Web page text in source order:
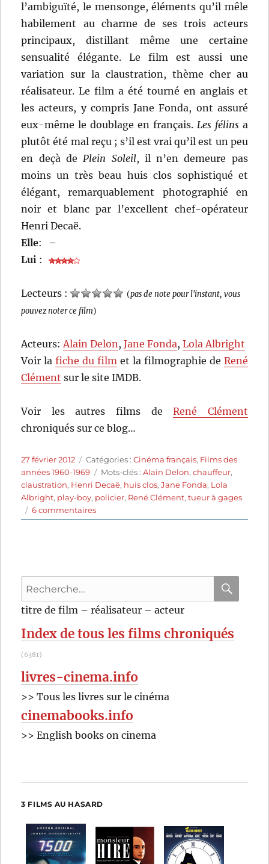
l’ambiguïté, le mensonge, éléments qu’il mêle
habilement au charme de ses trois acteurs
principaux, distillant même une certaine
sensualité élégante. Le film est aussi une
variation sur la claustration, thème cher au
réalisateur. Le film a été tourné en anglais et
les acteurs, y compris Jane Fonda, ont assuré
eux-même le doublage en français. Les félinsa
plutôt été mal reçu ; s’il est vrai qu’il est un peu
en deçà dePlein Soleil, il n’en demeure pas
moins un très beau huis clos sophistiqué et
élégant, remarquablement photographié en
noir et blanc par l’excellent chef-opérateur
Henri Decaë.
Elle:
–
Lui :
Lecteurs : (pas de note pour l'instant, vous
pouvez noter ce film)
Acteurs:Alain Delon,Jane Fonda,Lola Albright
Voir lafiche du film et la filmographie de René
Clément sur le site IMDB.
Voir les autres films deRené Clément
chroniqués sur ce blog…
Publié
le
27 février 2012 Catégories
Catégories :Cinéma français, Films des
années 1960-1969
Étiquettes
Mots-clés :Alain Delon,chauffeur,
claustration, Henri Decaë, huis clos,Jane Fonda, Lola
Albright, play-boy, policier, René Clément,tueur à gages
6 commentairessur
Les
Recherche
pour
titre de film – réalisateur – acteur
Index de tous les films chroniqués
(6381)
livres-cinema.info
>> Tous les livres sur le cinéma
cinemabooks.info
>> English books on cinema
3 FILMS AU HASARD